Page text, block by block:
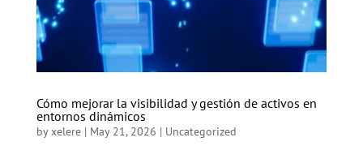
Cómo mejorar la visibilidad y gestión de activos en
entornos dinámicos
byxelere| May 21, 2026 | Uncategorized